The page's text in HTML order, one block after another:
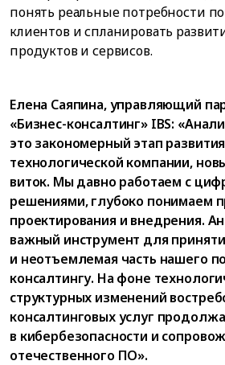
понять реальные потребности
клиентов и спланировать
продуктов и сервисов.
Елена Саяпина, управляющий
«Бизнес-консалтинг» IBS:
это закономерный этап
технологической компании,
виток. Мы давно работаем с
решениями, глубоко понимаем
проектирования и внедрения.
важный инструмент для
и неотъемлемая часть нашего
консалтингу. На фоне
структурных изменений
консалтинговых услуг
в кибербезопасности и
отечественного ПО».